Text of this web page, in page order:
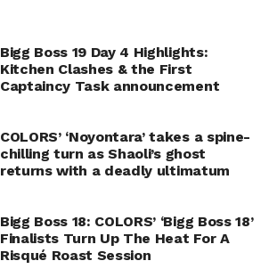
Bigg Boss 19 Day 4 Highlights:
Kitchen Clashes & the First
Captaincy Task announcement
COLORS’ ‘Noyontara’ takes a spine-
chilling turn as Shaoli’s ghost
returns with a deadly ultimatum
Bigg Boss 18: COLORS’ ‘Bigg Boss 18’
Finalists Turn Up The Heat For A
Risqué Roast Session